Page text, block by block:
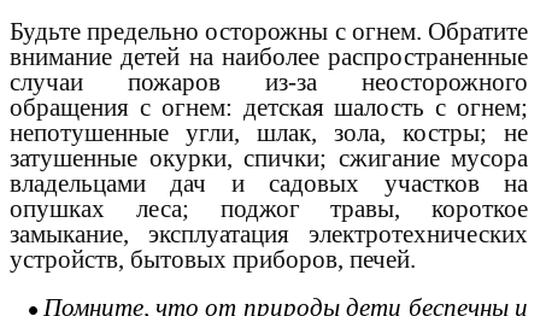
Будьте предельно осторожны с огнем. Обратите
внимание детей на наиболее распространенные
случаи пожаров из-за неосторожного
обращения с огнем: детская шалость с огнем;
непотушенные угли, шлак, зола, костры; не
затушенные окурки, спички; сжигание мусора
владельцами дач и садовых участков на
опушках леса; поджог травы, короткое
замыкание, эксплуатация электротехнических
устройств, бытовых приборов, печей.
Помните, что от природы дети беспечны и